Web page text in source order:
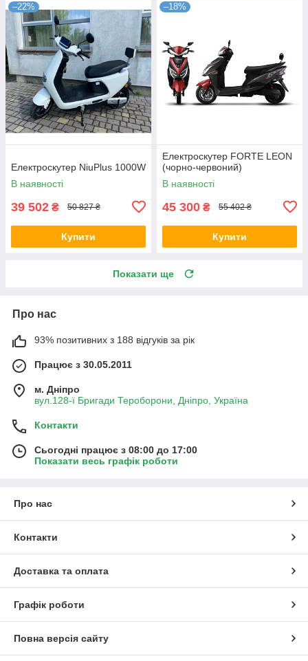
–22%
Електроскутер NiuPlus 1000W
В наявності
39 502 ₴ 50 827 ₴
Купити
–18%
Електроскутер FORTE LEON
(чорно-червоний)
В наявності
45 300 ₴ 55 402 ₴
Купити
Показати ще
Про нас
93% позитивних з 188 відгуків за рік
Працює з 30.05.2011
м. Дніпро
вул.128-ї Бригади Тероборони, Дніпро, Україна
Контакти
Сьогодні працює з 08:00 до 17:00
Показати весь графік роботи
Про нас
Контакти
Доставка та оплата
Графік роботи
Повна версія сайту